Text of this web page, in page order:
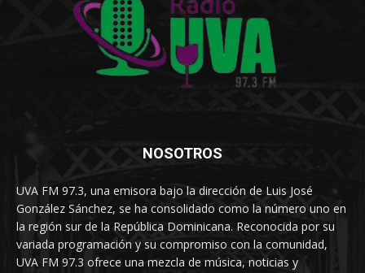
NOSOTROS
UVA FM 97.3, una emisora bajo la dirección de Luis José
González Sánchez, se ha consolidado como la número uno en
la región sur de la República Dominicana. Reconocida por su
variada programación y su compromiso con la comunidad,
UVA FM 97.3 ofrece una mezcla de música, noticias y